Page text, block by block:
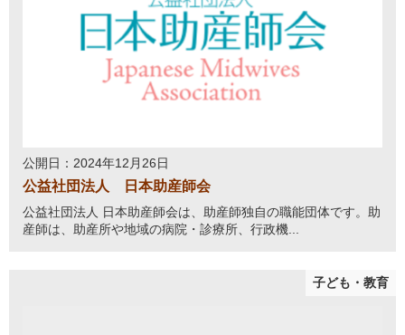
公開日：2024年12月26日
公益社団法人 日本助産師会
公益社団法人 日本助産師会は、助産師独自の職能団体です。助
産師は、助産所や地域の病院・診療所、行政機...
子ども・教育